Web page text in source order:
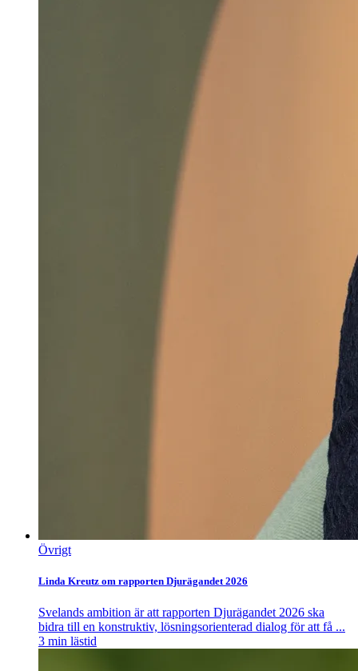
Övrigt
Linda Kreutz om rapporten Djurägandet 2026
Svelands ambition är att rapporten Djurägandet 2026 ska
bidra till en konstruktiv, lösningsorienterad dialog för att få ...
3 min lästid